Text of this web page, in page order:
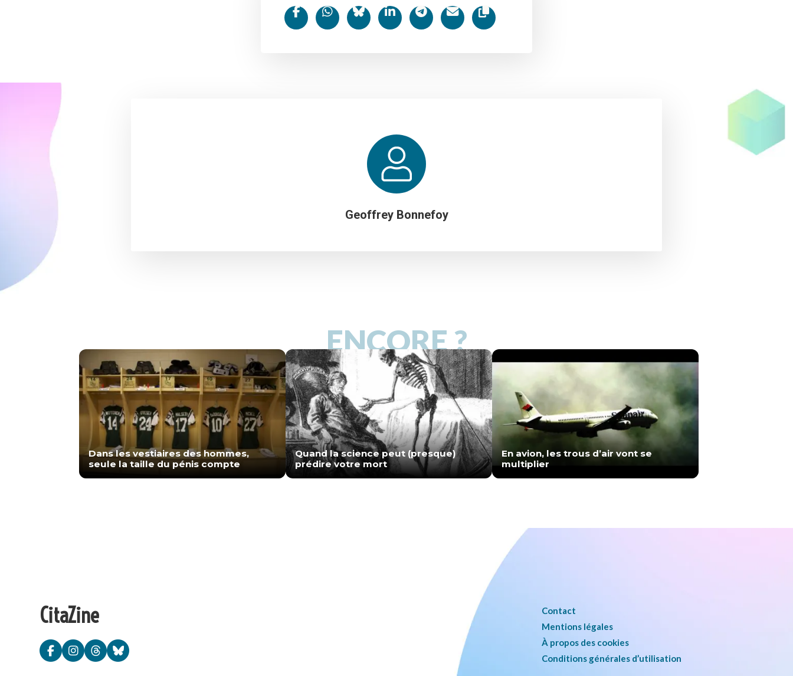
Geoffrey Bonnefoy
ENCORE ?
Dans les vestiaires des hommes,
seule la taille du pénis compte
Quand la science peut (presque)
prédire votre mort
En avion, les trous d’air vont se
multiplier
CitaZine
Contact
Mentions légales
À propos des cookies
Conditions générales d’utilisation